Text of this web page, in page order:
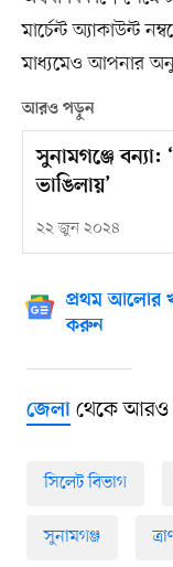
মার্চেন্ট অ্যাকাউন্ট
মাধ্যমেও আপনার
আরও পড়ুন
সুনামগঞ্জে
ভাঙিলায়’
২২ জুন ২০২৪
প্রথম আলোর
করুন
জেলাথেকে
সিলেট বিভাগ
সুনামগঞ্জ